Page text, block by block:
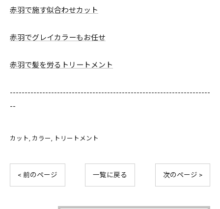
赤羽で施す似合わせカット
赤羽でグレイカラーもお任せ
赤羽で髪を労るトリートメント
--------------------------------------------------------------------
--
カット カラー トリートメント
< 前のページ 一覧に戻る 次のページ >